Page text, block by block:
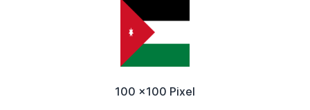
100 x100 Pixel